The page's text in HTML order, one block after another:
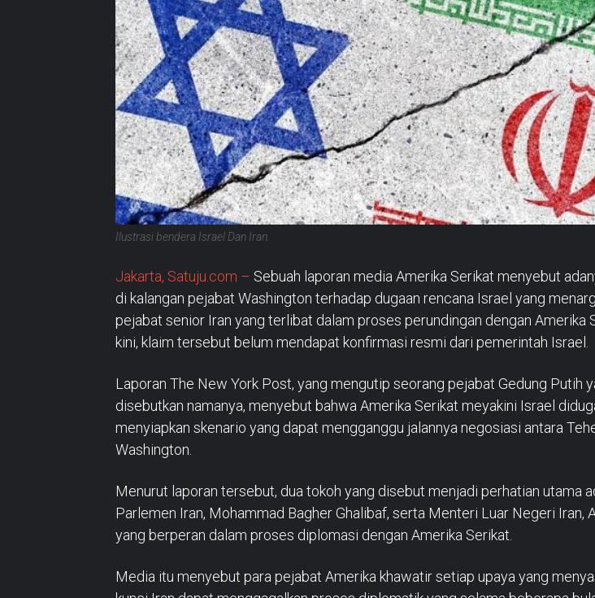
Ilustrasi bendera Israel Dan Iran.
Jakarta, Satuju.com – Sebuah laporan media Amerika Serikat menyebut
di kalangan pejabat Washington terhadap dugaan rencana Israel yang
pejabat senior Iran yang terlibat dalam proses perundingan dengan Amerika
kini, klaim tersebut belum mendapat konfirmasi resmi dari pemerintah Israel.
Laporan The New York Post, yang mengutip seorang pejabat Gedung Putih
disebutkan namanya, menyebut bahwa Amerika Serikat meyakini Israel
menyiapkan skenario yang dapat mengganggu jalannya negosiasi antara
Washington.
Menurut laporan tersebut, dua tokoh yang disebut menjadi perhatian utama
Parlemen Iran, Mohammad Bagher Ghalibaf, serta Menteri Luar Negeri Iran,
yang berperan dalam proses diplomasi dengan Amerika Serikat.
Media itu menyebut para pejabat Amerika khawatir setiap upaya yang